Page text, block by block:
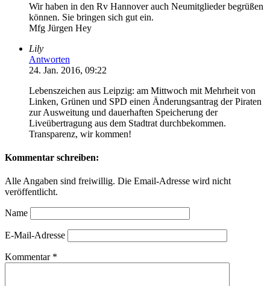
Wir haben in den Rv Hannover auch Neumitglieder begrüßen
können. Sie bringen sich gut ein.
Mfg Jürgen Hey
Lily
Antworten
24. Jan. 2016, 09:22
Lebenszeichen aus Leipzig: am Mittwoch mit Mehrheit von
Linken, Grünen und SPD einen Änderungsantrag der Piraten
zur Ausweitung und dauerhaften Speicherung der
Liveübertragung aus dem Stadtrat durchbekommen.
Transparenz, wir kommen!
Kommentar schreiben:
Alle Angaben sind freiwillig. Die Email-Adresse wird nicht
veröffentlicht.
Name
E-Mail-Adresse
Kommentar *